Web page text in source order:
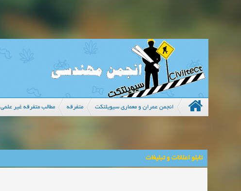
انجمن عمران و معماری سیویلتکت متفرقه مطالب متفرقه غیر علمی
تابلو اعلانات و تبلیغات